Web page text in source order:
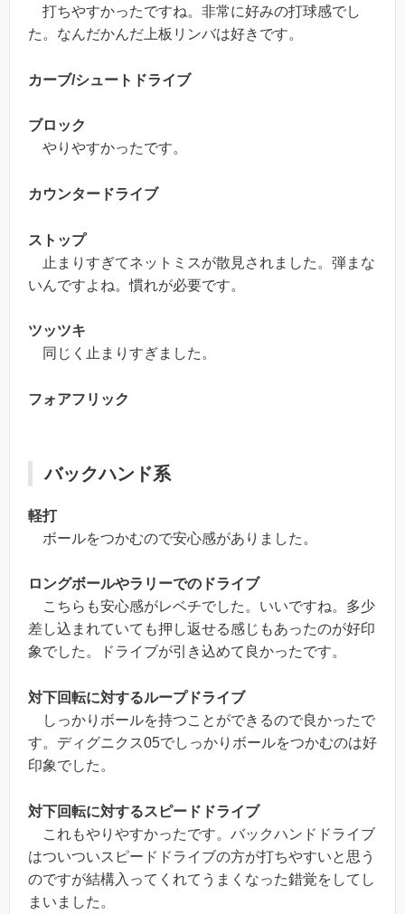
打ちやすかったですね。非常に好みの打球感でし
た。なんだかんだ上板リンバは好きです。
カーブ/シュートドライブ
ブロック
やりやすかったです。
カウンタードライブ
ストップ
止まりすぎてネットミスが散見されました。弾まな
いんですよね。慣れが必要です。
ツッツキ
同じく止まりすぎました。
フォアフリック
バックハンド系
軽打
ボールをつかむので安心感がありました。
ロングボールやラリーでのドライブ
こちらも安心感がレベチでした。いいですね。多少
差し込まれていても押し返せる感じもあったのが好印
象でした。ドライブが引き込めて良かったです。
対下回転に対するループドライブ
しっかりボールを持つことができるので良かったで
す。ディグニクス05でしっかりボールをつかむのは好
印象でした。
対下回転に対するスピードドライブ
これもやりやすかったです。バックハンドドライブ
はついついスピードドライブの方が打ちやすいと思う
のですが結構入ってくれてうまくなった錯覚をしてし
まいました。